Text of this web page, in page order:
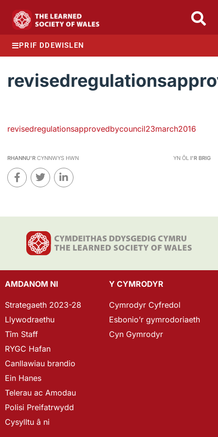
PRIF DDEWISLEN
revisedregulationsapprovedbycouncil23march2016
RHANNU'R CYNNWYS HWN YN ÔL I'R BRIG
AMDANOM NI
Strategaeth 2023-28
Llywodraethu
Tîm Staff
RYGC Hafan
Canllawiau brandio
Ein Hanes
Telerau ac Amodau
Polisi Preifatrwydd
Cysylltu â ni
Y CYMRODYR
Cymrodyr Cyfredol
Esbonio’r gymrodoriaeth
Cyn Gymrodyr